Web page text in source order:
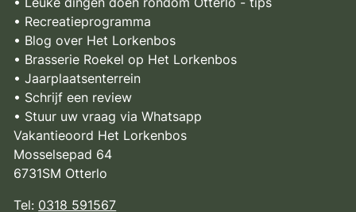
• Recreatieprogramma
• Blog over Het Lorkenbos
• Brasserie Roekel op Het Lorkenbos
• Jaarplaatsenterrein
• Schrijf een review
• Stuur uw vraag via Whatsapp
Vakantieoord Het Lorkenbos
Mosselsepad 64
6731SM Otterlo
Tel: 0318 591567